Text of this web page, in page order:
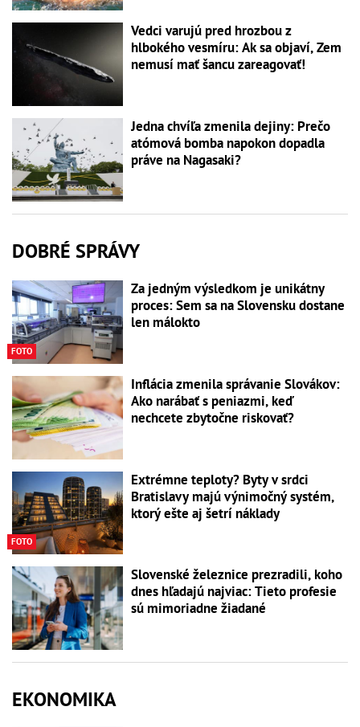
Vedci varujú pred hrozbou z
hlbokého vesmíru: Ak sa objaví, Zem
nemusí mať šancu zareagovať!
Jedna chvíľa zmenila dejiny: Prečo
atómová bomba napokon dopadla
práve na Nagasaki?
DOBRÉ SPRÁVY
FOTO
Za jedným výsledkom je unikátny
proces: Sem sa na Slovensku dostane
len málokto
Inflácia zmenila správanie Slovákov:
Ako narábať s peniazmi, keď
nechcete zbytočne riskovať?
FOTO
Extrémne teploty? Byty v srdci
Bratislavy majú výnimočný systém,
ktorý ešte aj šetrí náklady
Slovenské železnice prezradili, koho
dnes hľadajú najviac: Tieto profesie
sú mimoriadne žiadané
EKONOMIKA